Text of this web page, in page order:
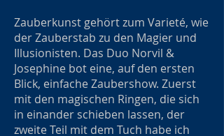
Zauberkunst gehört zum Varieté, wie
der Zauberstab zu den Magier und
Illusionisten. Das Duo Norvil &
Josephine bot eine, auf den ersten
Blick, einfache Zaubershow. Zuerst
mit den magischen Ringen, die sich
in einander schieben lassen, der
zweite Teil mit dem Tuch habe ich